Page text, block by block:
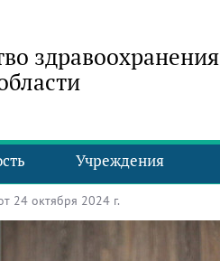
здравоохранения
Учреждения
24 октября 2024 г.